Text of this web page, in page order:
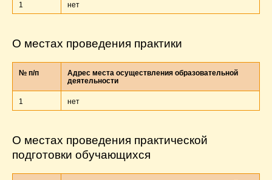
1 нет
О местах проведения практики
№ п/п
Адрес места осуществления образовательной
деятельности
1 нет
О местах проведения практической
подготовки обучающихся